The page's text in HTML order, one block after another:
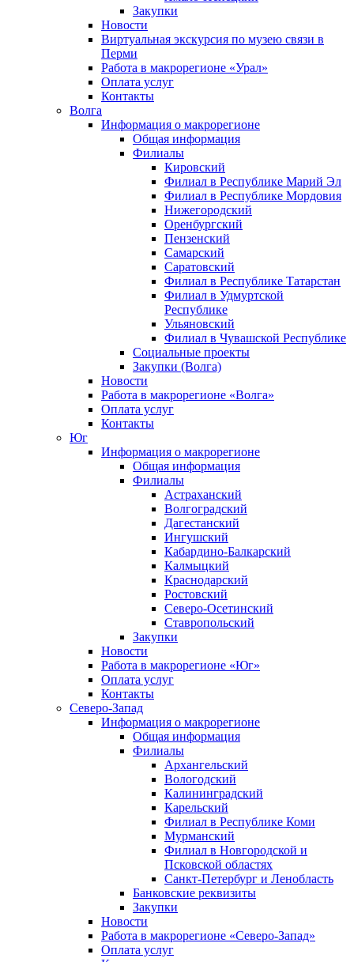
Закупки
Новости
Виртуальная экскурсия по музею связи в
Перми
Работа в макрорегионе «Урал»
Оплата услуг
Контакты
Волга
Информация о макрорегионе
Общая информация
Филиалы
Кировский
Филиал в Республике Марий Эл
Филиал в Республике Мордовия
Нижегородский
Оренбургский
Пензенский
Самарский
Саратовский
Филиал в Республике Татарстан
Филиал в Удмуртской
Республике
Ульяновский
Филиал в Чувашской Республике
Социальные проекты
Закупки (Волга)
Новости
Работа в макрорегионе «Волга»
Оплата услуг
Контакты
Юг
Информация о макрорегионе
Общая информация
Филиалы
Астраханский
Волгоградский
Дагестанский
Ингушский
Кабардино-Балкарский
Калмыцкий
Краснодарский
Ростовский
Северо-Осетинский
Ставропольский
Закупки
Новости
Работа в макрорегионе «Юг»
Оплата услуг
Контакты
Северо-Запад
Информация о макрорегионе
Общая информация
Филиалы
Архангельский
Вологодский
Калининградский
Карельский
Филиал в Республике Коми
Мурманский
Филиал в Новгородской и
Псковской областях
Санкт-Петербург и Ленобласть
Банковские реквизиты
Закупки
Новости
Работа в макрорегионе «Северо-Запад»
Оплата услуг